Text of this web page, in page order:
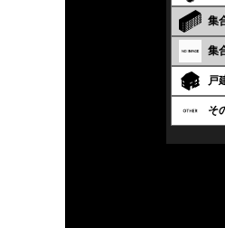
集
集
戸
そ